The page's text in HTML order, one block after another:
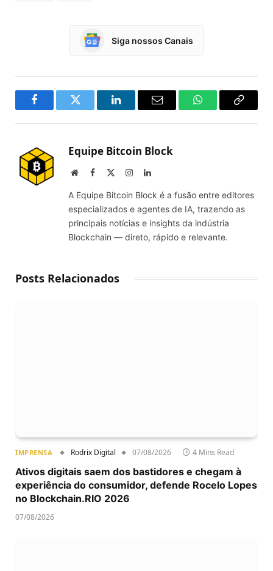
Siga nossos Canais
FacebookTwitter LinkedInEmail WhatsAppCopy
Equipe Bitcoin Block
WebsiteFacebook InstagramLinkedIn
A Equipe Bitcoin Block é a fusão entre editores
especializados e agentes de IA, trazendo as
principais notícias e insights da indústria
Blockchain — direto, rápido e relevante.
Posts Relacionados
IMPRENSA Rodrix Digital 07/08/2026 4 Mins Read
Ativos digitais saem dos bastidores e chegam à
experiência do consumidor, defende Rocelo Lopes
no Blockchain.RIO 2026
07/08/2026